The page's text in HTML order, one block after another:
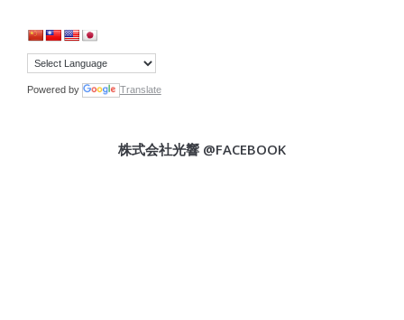
Powered by Translate
株式会社光響 @FACEBOOK